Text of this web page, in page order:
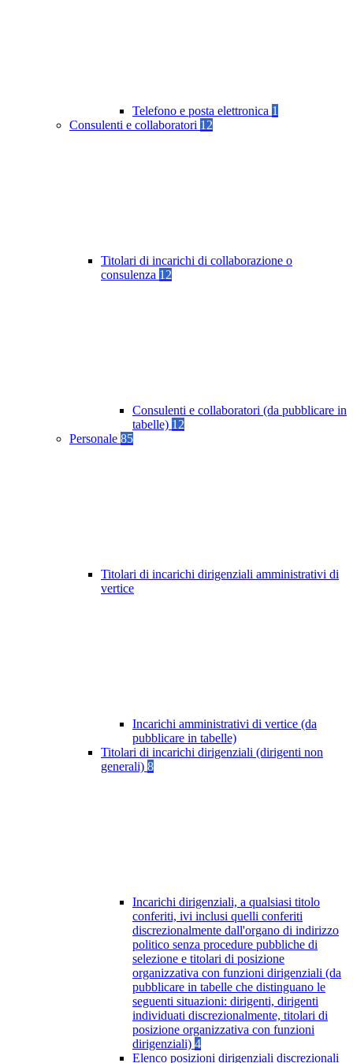
Telefono e posta elettronica 1
Consulenti e collaboratori 12
Titolari di incarichi di collaborazione o
consulenza 12
Consulenti e collaboratori (da pubblicare in
tabelle) 12
Personale 85
Titolari di incarichi dirigenziali amministrativi di
vertice
Incarichi amministrativi di vertice (da
pubblicare in tabelle)
Titolari di incarichi dirigenziali (dirigenti non
generali) 8
Incarichi dirigenziali, a qualsiasi titolo
conferiti, ivi inclusi quelli conferiti
discrezionalmente dall'organo di indirizzo
politico senza procedure pubbliche di
selezione e titolari di posizione
organizzativa con funzioni dirigenziali (da
pubblicare in tabelle che distinguano le
seguenti situazioni: dirigenti, dirigenti
individuati discrezionalmente, titolari di
posizione organizzativa con funzioni
dirigenziali) 4
Elenco posizioni dirigenziali discrezionali